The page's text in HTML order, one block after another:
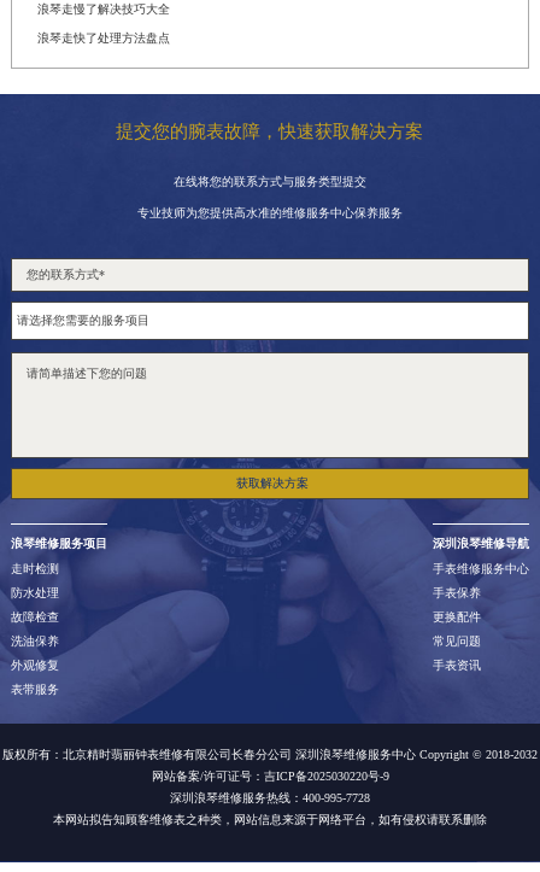
浪琴走慢了解决技巧大全
浪琴走快了处理方法盘点
提交您的腕表故障，快速获取解决方案
在线将您的联系方式与服务类型提交
专业技师为您提供高水准的维修服务中心保养服务
获取解决方案
浪琴维修服务项目
走时检测
防水处理
故障检查
洗油保养
外观修复
表带服务
深圳浪琴维修导航
手表维修服务中心
手表保养
更换配件
常见问题
手表资讯
版权所有：北京精时翡丽钟表维修有限公司长春分公司 深圳浪琴维修服务中心 Copyright © 2018-2032
网站备案/许可证号：吉ICP备2025030220号-9
深圳浪琴维修服务热线：400-995-7728
本网站拟告知顾客维修表之种类，网站信息来源于网络平台，如有侵权请联系删除